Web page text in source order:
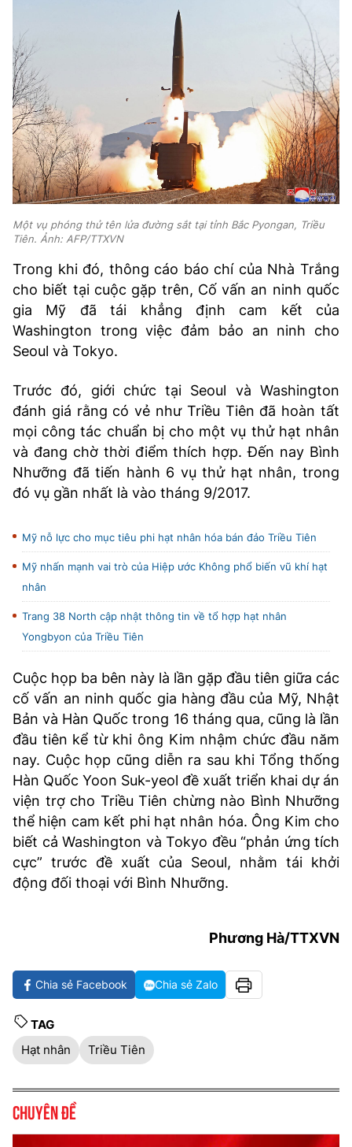
Một vụ phóng thử tên lửa đường sắt tại tỉnh Bắc Pyongan, Triều
Tiên. Ảnh: AFP/TTXVN
Trong khi đó, thông cáo báo chí của Nhà Trắng
cho biết tại cuộc gặp trên, Cố vấn an ninh quốc
gia Mỹ đã tái khẳng định cam kết của
Washington trong việc đảm bảo an ninh cho
Seoul và Tokyo.
Trước đó, giới chức tại Seoul và Washington
đánh giá rằng có vẻ như Triều Tiên đã hoàn tất
mọi công tác chuẩn bị cho một vụ thử hạt nhân
và đang chờ thời điểm thích hợp. Đến nay Bình
Nhưỡng đã tiến hành 6 vụ thử hạt nhân, trong
đó vụ gần nhất là vào tháng 9/2017.
Mỹ nỗ lực cho mục tiêu phi hạt nhân hóa bán đảo Triều Tiên
Mỹ nhấn mạnh vai trò của Hiệp ước Không phổ biến vũ khí hạt
nhân
Trang 38 North cập nhật thông tin về tổ hợp hạt nhân
Yongbyon của Triều Tiên
Cuộc họp ba bên này là lần gặp đầu tiên giữa các
cố vấn an ninh quốc gia hàng đầu của Mỹ, Nhật
Bản và Hàn Quốc trong 16 tháng qua, cũng là lần
đầu tiên kể từ khi ông Kim nhậm chức đầu năm
nay. Cuộc họp cũng diễn ra sau khi Tổng thống
Hàn Quốc Yoon Suk-yeol đề xuất triển khai dự án
viện trợ cho Triều Tiên chừng nào Bình Nhưỡng
thể hiện cam kết phi hạt nhân hóa. Ông Kim cho
biết cả Washington và Tokyo đều “phản ứng tích
cực” trước đề xuất của Seoul, nhằm tái khởi
động đối thoại với Bình Nhưỡng.
Phương Hà/TTXVN
Chia sẻ Facebook Chia sẻ Zalo
TAG
Hạt nhân
Triều Tiên
Chuyên đề